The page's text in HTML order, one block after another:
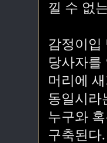
낄 수 없
감정이입
당사자를
머리에
동일시라
누구와
구축된다.